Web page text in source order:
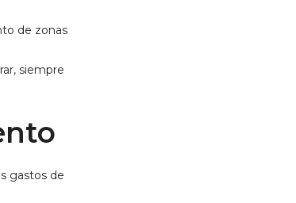
de zonas
siempre
gastos de